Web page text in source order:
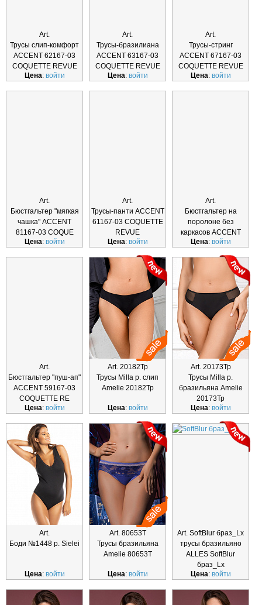
Art.
Трусы слип-комфорт
ACCENT 62167-03
COQUETTE REVUE
Цена: войти
Art.
Трусы-бразилиана
ACCENT 63167-03
COQUETTE REVUE
Цена: войти
Art.
Трусы-стринг
ACCENT 67167-03
COQUETTE REVUE
Цена: войти
Art.
Бюстгальтер "мягкая
чашка" ACCENT
81167-03 COQUE
Цена: войти
Art.
Трусы-панти ACCENT
61167-03 COQUETTE
REVUE
Цена: войти
Art.
Бюстгальтер на
поролоне без
каркасов ACCENT
55167-03 COQUE
Цена: войти
Art.
Бюстгальтер "пуш-ап"
ACCENT 59167-03
COQUETTE RE
Цена: войти
Art. 20182Тр
Трусы Milla р. слип
Amelie 20182Тр
Цена: войти
Art. 20173Тр
Трусы Milla р.
бразильяна Amelie
20173Тр
Цена: войти
Art.
Боди №1448 р. Sielei
Цена: войти
Art. 80653Т
Трусы бразильяна
Amelie 80653Т
Цена: войти
Art. SoftBlur браз_Lx
трусы бразильяно
ALLES SoftBlur
браз_Lx
Цена: войти